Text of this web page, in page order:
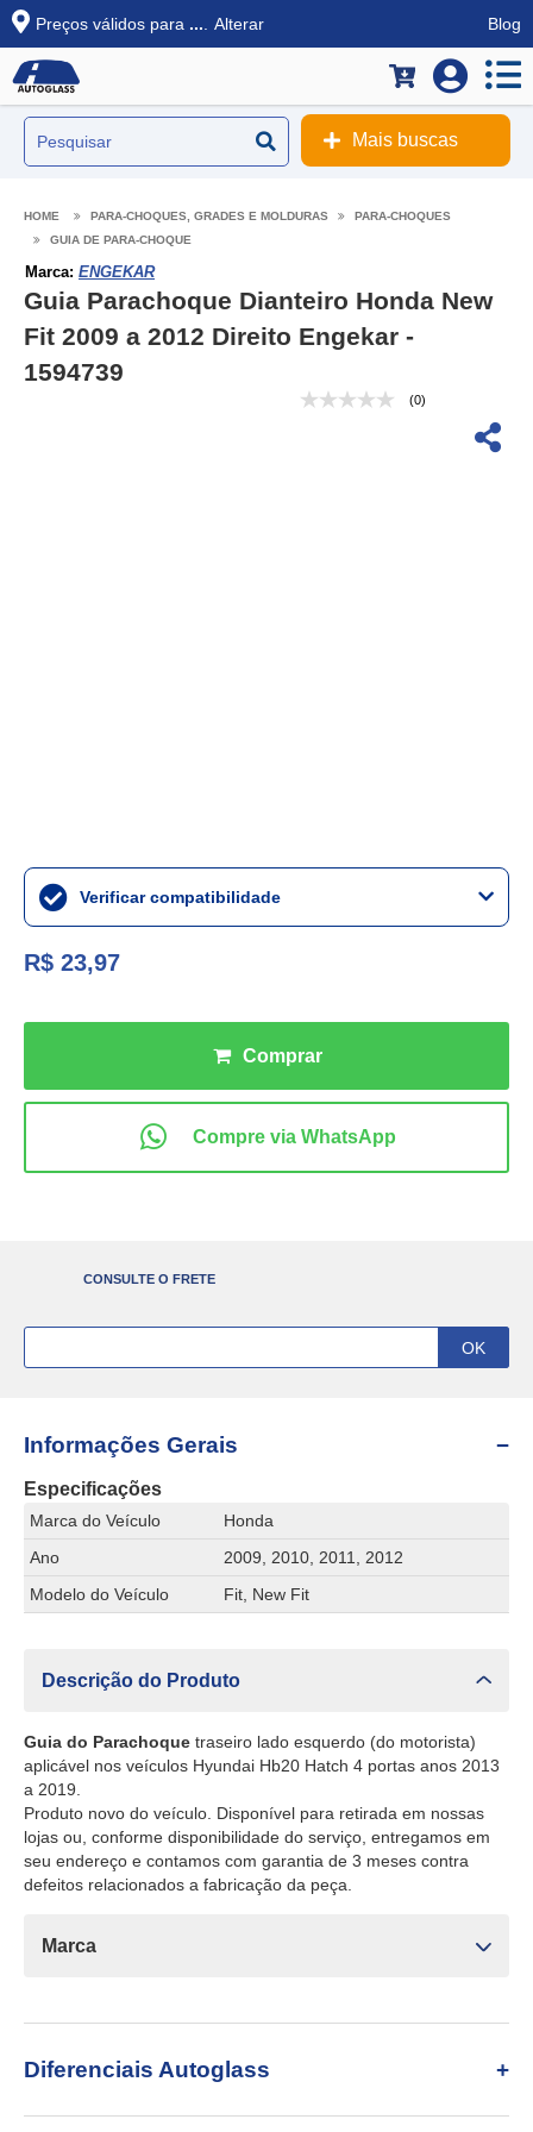
Preços válidos para ... Alterar Blog
Mais buscas
PARA-CHOQUES, GRADES E MOLDURAS
PARA-CHOQUES
GUIA DE PARA-CHOQUE
Marca: ENGEKAR
Guia Parachoque Dianteiro Honda New
Fit 2009 a 2012 Direito Engekar -
1594739
(0)
Verificar compatibilidade
R$ 23,97
CONSULTE O FRETE
Informações Gerais
Especificações
Marca do Veículo
Honda
Ano
2009, 2010, 2011, 2012
Modelo do Veículo
Fit, New Fit
Descrição do Produto
Guia do Parachoque traseiro lado esquerdo (do motorista)
aplicável nos veículos Hyundai Hb20 Hatch 4 portas anos 2013
a 2019.
Produto novo do veículo. Disponível para retirada em nossas
lojas ou, conforme disponibilidade do serviço, entregamos em
seu endereço e contamos com garantia de 3 meses contra
defeitos relacionados a fabricação da peça.
Marca
Diferenciais Autoglass